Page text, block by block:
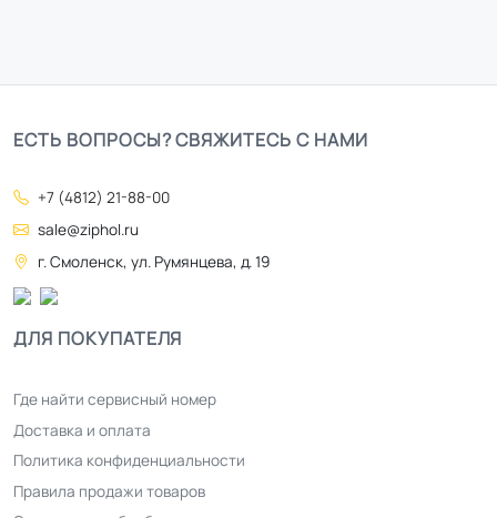
ЕСТЬ ВОПРОСЫ? СВЯЖИТЕСЬ С НАМИ
+7 (4812) 21-88-00
sale@ziphol.ru
г. Смоленск, ул. Румянцева, д. 19
ДЛЯ ПОКУПАТЕЛЯ
Где найти сервисный номер
Доставка и оплата
Политика конфиденциальности
Правила продажи товаров